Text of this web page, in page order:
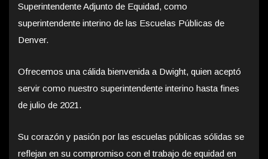
Superintendente Adjunto de Equidad, como
superintendente interino de las Escuelas Públicas de
Denver.
Ofrecemos una cálida bienvenida a Dwight, quien aceptó
servir como nuestro superintendente interino hasta fines
de julio de 2021.
Su corazón y pasión por las escuelas públicas sólidas se
reflejan en su compromiso con el trabajo de equidad en